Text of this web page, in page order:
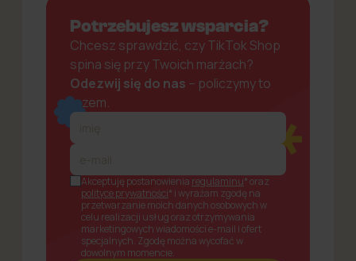
Potrzebujesz wsparcia?
Chcesz sprawdzić, czy TikTok Shop
spina się przy Twoich marżach?
Odezwij się do nas – policzymy to
razem.
Akceptuję postanowienia regulaminu* oraz
polityce prywatności* i wyrażam zgodę na
przetwarzanie moich danych osobowych w
celu realizacji usług oraz otrzymywania
marketingowych wiadomości e-mail i ofert
specjalnych. Zgodę można wycofać w
dowolnym momencie.